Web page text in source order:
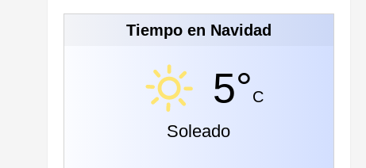
Tiempo en Navidad
5°C
Soleado